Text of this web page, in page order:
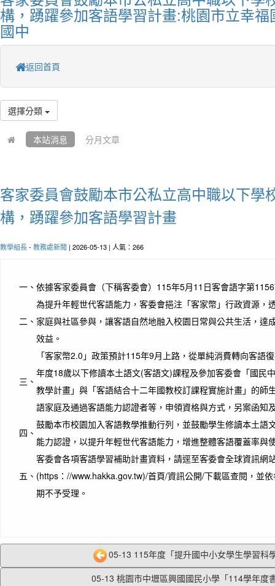
構，踴躍參加客語學習計畫:桃園市立幸
國中
返回首頁
選擇分類
本站消息 分月文章
客家委員會鼓勵本市公私立高中職以下學
構，踴躍參加客語學習計畫
教學組長- 教務處新聞 | 2026-05-13 | 人氣：266
一、 依據客家委員會（下稱客委會）115年5月11日客會語字第
二、
為提升年輕世代客語能力，客委會挹注「客家幣」行政資源，
家庭與社區參與，讓客語自然地融入校園日常與公共生活，達
效益。
三、
「客家幣2.0」政策預計115年9月上路，從單純消費轉向客語
年度18歲以下修讀本土語文(客語文)課程及參加客委會「國民
教學計畫」與「客語結合十二年國教校訂課程實施計畫」的師
語家庭及通過客語能力認證者等，申領資格與方式，另案函知
四、
鼓勵本市校園加入客語教學推動行列，並鼓勵學生修讀本土語
能力認證，以提升年輕世代客語能力，增進整體客語覆蓋率與
五、
客委會各項客語學習補助計畫資料，請逕至客委會全球資訊網
(https：//www.hakka.gov.tw)/首頁/資訊公開/下載區查閱，並
期不予受理。
05-13 115年度「提升國中小女學生學習科
05-13 桃園市中壢區興國國民小學「114學年度